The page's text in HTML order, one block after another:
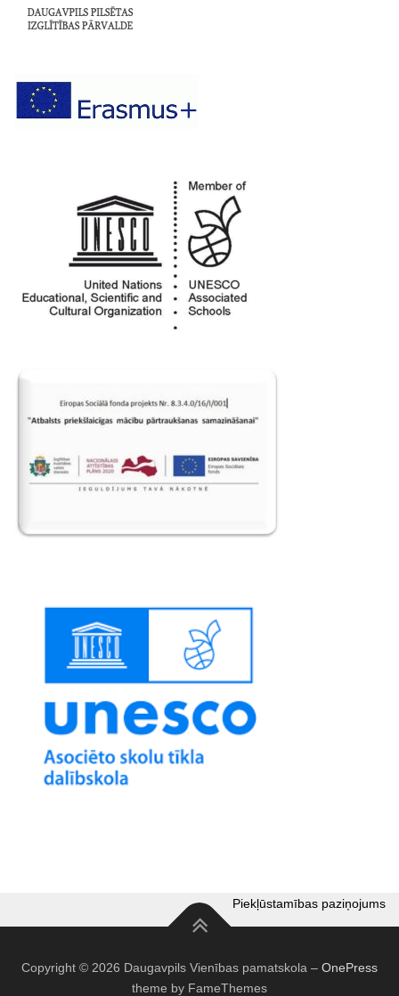
Piekļūstamības paziņojums
Copyright © 2026 Daugavpils Vienības pamatskola – OnePress
theme by FameThemes